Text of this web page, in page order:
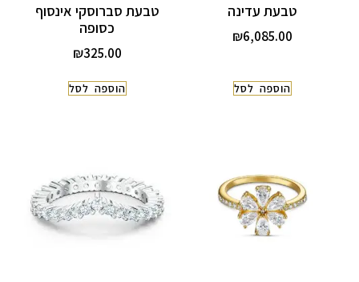
טבעת עדינה
₪6,085.00
הוספה לסל
טבעת סברוסקי אינסוף
כסופה
₪325.00
הוספה לסל